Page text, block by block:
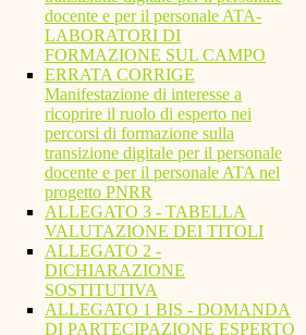
docente e per il personale ATA-
LABORATORI DI
FORMAZIONE SUL CAMPO
ERRATA CORRIGE
Manifestazione di interesse a
ricoprire il ruolo di esperto nei
percorsi di formazione sulla
transizione digitale per il personale
docente e per il personale ATA nel
progetto PNRR
ALLEGATO 3 - TABELLA
VALUTAZIONE DEI TITOLI
ALLEGATO 2 -
DICHIARAZIONE
SOSTITUTIVA
ALLEGATO 1 BIS - DOMANDA
DI PARTECIPAZIONE ESPERTO